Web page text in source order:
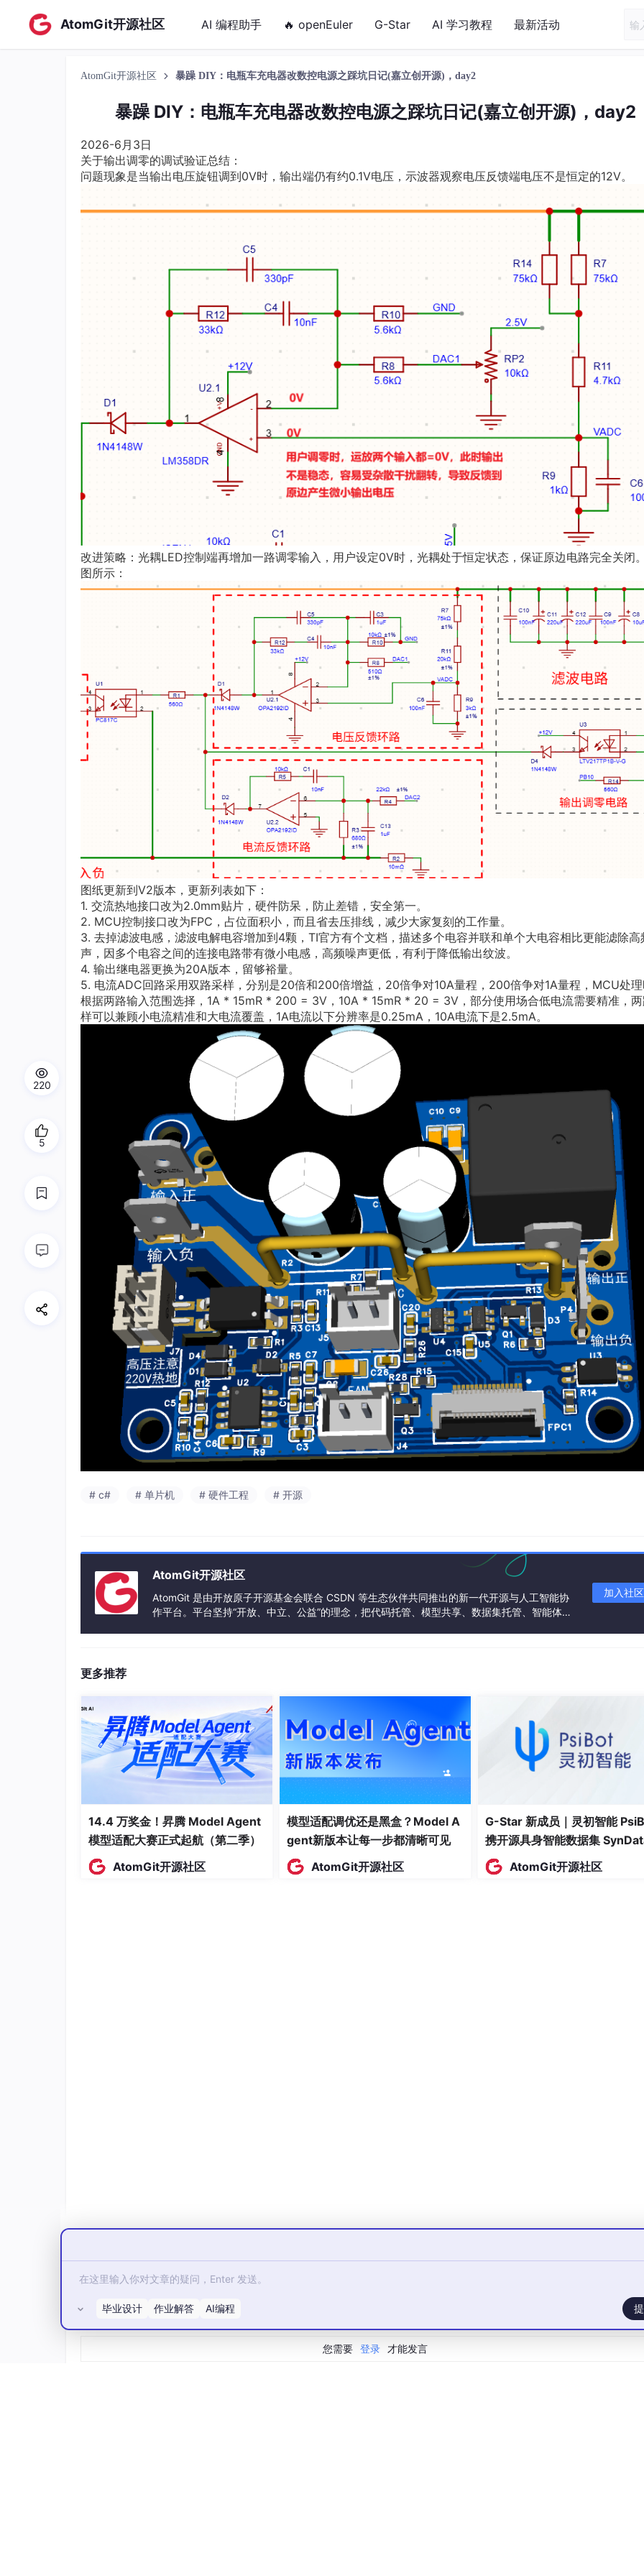
AtomGit开源社区 AI 编程助手 🔥 openEuler G-Star AI 学习教程 最新活动
AtomGit开源社区 暴躁 DIY：电瓶车充电器改数控电源之踩坑日记(嘉立创开源)，day2
暴躁 DIY：电瓶车充电器改数控电源之踩坑日记(嘉立创开源)，day2
2026-6月3日
关于输出调零的调试验证总结：
问题现象是当输出电压旋钮调到0V时，输出端仍有约0.1V电压，示波器观察电压反馈端电压不是恒定的12V。
改进策略：光耦LED控制端再增加一路调零输入，用户设定0V时，光耦处于恒定状态，保证原边电路完全关闭
图所示：
图纸更新到V2版本，更新列表如下：
1. 交流热地接口改为2.0mm贴片，硬件防呆，防止差错，安全第一。
2. MCU控制接口改为FPC，占位面积小，而且省去压排线，减少大家复刻的工作量。
3. 去掉滤波电感，滤波电解电容增加到4颗，TI官方有个文档，描述多个电容并联和单个大电容相比更能滤除高
声，因多个电容之间的连接电路带有微小电感，高频噪声更低，有利于降低输出纹波。
4. 输出继电器更换为20A版本，留够裕量。
5. 电流ADC回路采用双路采样，分别是20倍和200倍增益，20倍争对10A量程，200倍争对1A量程，MCU处
根据两路输入范围选择，1A * 15mR * 200 = 3V，10A * 15mR * 20 = 3V，部分使用场合低电流需要精准，
样可以兼顾小电流精准和大电流覆盖，1A电流以下分辨率是0.25mA，10A电流下是2.5mA。
# c# # 单片机 # 硬件工程 # 开源
AtomGit开源社区
AtomGit 是由开放原子开源基金会联合 CSDN 等生态伙伴共同推出的新一代开源与人工智能协
作平台。平台坚持“开放、中立、公益”的理念，把代码托管、模型共享、数据集托管、智能体开
加入社区
更多推荐
14.4 万奖金！昇腾 Model Agent
模型适配大赛正式起航（第二季）
AtomGit开源社区
模型适配调优还是黑盒？Model A
gent新版本让每一步都清晰可见
AtomGit开源社区
G-Star 新成员｜灵初智能
携开源具身智能数据集
入驻 AtomGit
AtomGit开源社区
220
5
所有评论(0)
您需要 登录 才能发言
毕业设计 作业解答 AI编程